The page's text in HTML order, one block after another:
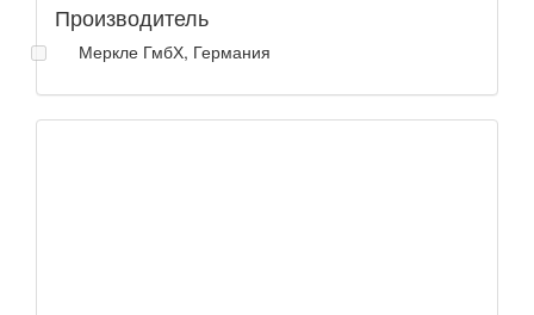
Производитель
Меркле ГмбХ, Германия